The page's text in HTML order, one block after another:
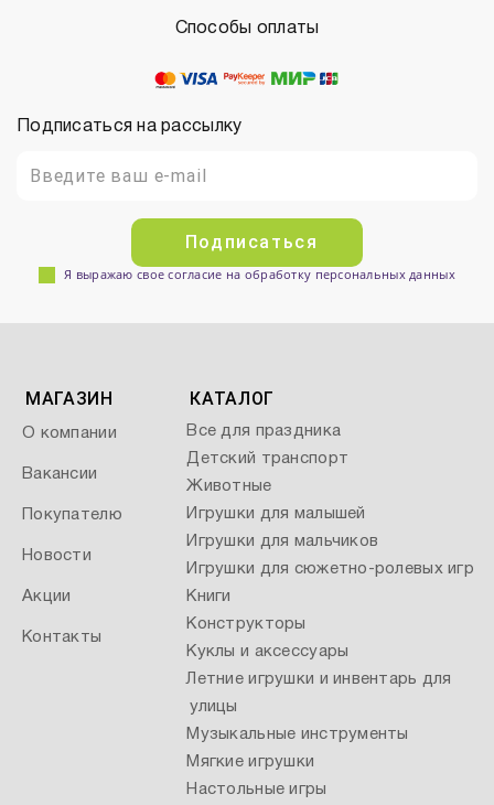
Подписаться на рассылку
Подписаться
Я выражаю свое согласие на обработку персональных данных
Способы оплаты
МАГАЗИН
О компании
Вакансии
Покупателю
Новости
Акции
Контакты
КАТАЛОГ
Все для праздника
Детский транспорт
Животные
Игрушки для малышей
Игрушки для мальчиков
Игрушки для сюжетно-ролевых игр
Книги
Конструкторы
Куклы и аксессуары
Летние игрушки и инвентарь для
улицы
Музыкальные инструменты
Мягкие игрушки
Настольные игры